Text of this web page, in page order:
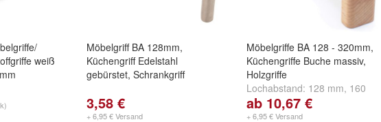
weiß
Möbelgriff BA 128mm,
Küchengriff Edelstahl
gebürstet, Schrankgriff
3,58 €
+ 6,95 € Versand
Möbelgriffe BA 128 - 320mm,
Küchengriffe Buche massiv,
Holzgriffe
Lochabstand: 128 mm, 160
mm ,192 mm und
ab 10,67 €
+ 6,95 € Versand